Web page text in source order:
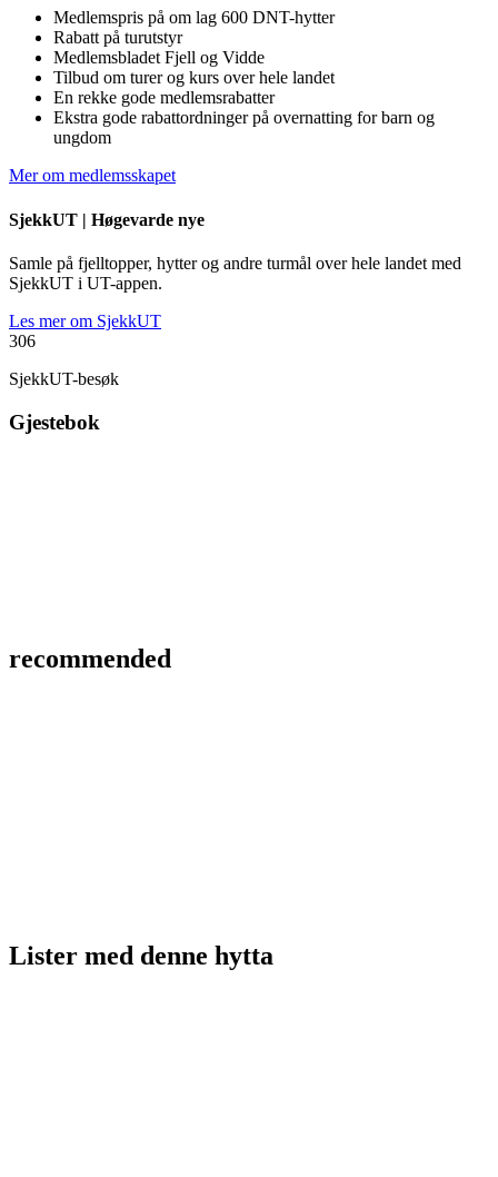
Medlemspris på om lag 600 DNT-hytter
Rabatt på turutstyr
Medlemsbladet Fjell og Vidde
Tilbud om turer og kurs over hele landet
En rekke gode medlemsrabatter
Ekstra gode rabattordninger på overnatting for barn og
ungdom
Mer om medlemsskapet
SjekkUT | Høgevarde nye
Samle på fjelltopper, hytter og andre turmål over hele landet med
SjekkUT i UT-appen.
Les mer om SjekkUT
306
SjekkUT-besøk
Gjestebok
recommended
Lister med denne hytta